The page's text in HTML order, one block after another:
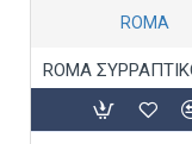
ROMA